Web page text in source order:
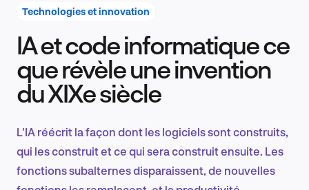
Recherche et conception produit
Technologies et innovation
IA et code informatique ce
que révèle une invention
du XIXe siècle
L'IA réécrit la façon dont les logiciels sont construits,
qui les construit et ce qui sera construit ensuite. Les
fonctions subalternes disparaissent, de nouvelles